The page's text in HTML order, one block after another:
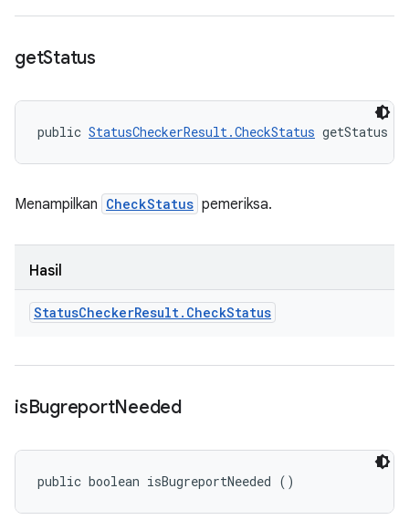
getStatus
public StatusCheckerResult.CheckStatus getStatus
Menampilkan CheckStatus pemeriksa.
Hasil
StatusCheckerResult. CheckStatus
isBugreportNeeded
public boolean isBugreportNeeded ()